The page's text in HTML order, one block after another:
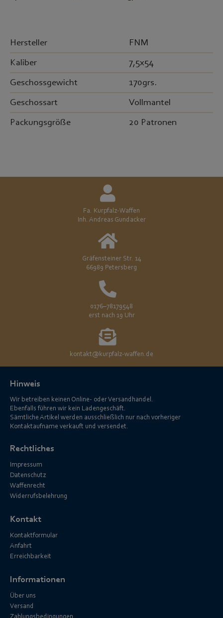
Hersteller FNM
Kaliber 7,5x54
Geschossgewicht 170grs.
Geschossart Vollmantel
Packungsgröße 20 Patronen
Fa. Kurpfalz-Waffen
Inh. Andreas Gundacker
Gräfensteiner Str. 14
66989 Petersberg
0176–78179548
erst nach 19 Uhr
kontakt@kurpfalz-waffen.de
Hinweis
Wir betreiben keinen Online- oder Versandhandel.
Ebenfalls führen wir kein Ladengeschäft.
Sämtliche Artikel werden ausschließlich nur nach vorheriger
Kontaktaufname verkauft und versendet.
Rechtliches
Impressum
Datenschutz
Waffenrecht
Widerrufsbelehrung
Kontakt
Kontaktformular
Anfahrt
Erreichbarkeit
Informationen
Über uns
Versand